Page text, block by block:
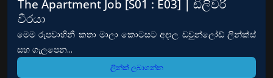
The Apartment Job [S01 : E03] | ඩිලිවරි
වීරයා
මෙම රුපවාහිනී කතා මාලා කොටසට අදාල ඩවුන්ලෝඩ් ලින්ක්ස්
සහ ගැලපෙන...
ලින්ක් ලබාගන්න